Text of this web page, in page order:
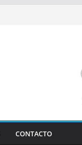
CONTACTO